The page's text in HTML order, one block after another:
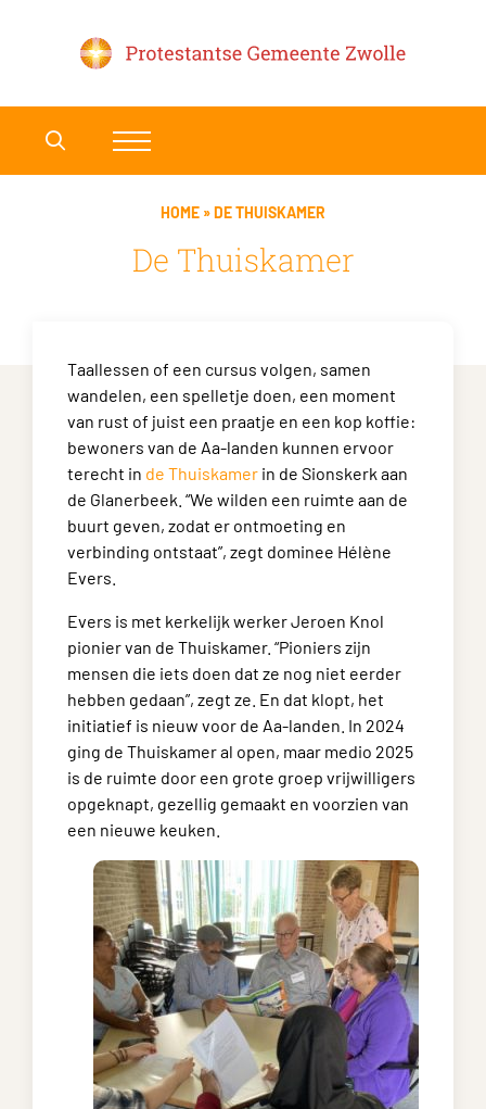
HOME »DE THUISKAMER
De Thuiskamer
Taallessen of een cursus volgen, samen
wandelen, een spelletje doen, een moment
van rust of juist een praatje en een kop koffie:
bewoners van de Aa-landen kunnen ervoor
terecht in de Thuiskamer in de Sionskerk aan
de Glanerbeek. “We wilden een ruimte aan de
buurt geven, zodat er ontmoeting en
verbinding ontstaat”, zegt dominee Hélène
Evers.
Evers is met kerkelijk werker Jeroen Knol
pionier van de Thuiskamer. “Pioniers zijn
mensen die iets doen dat ze nog niet eerder
hebben gedaan”, zegt ze. En dat klopt, het
initiatief is nieuw voor de Aa-landen. In 2024
ging de Thuiskamer al open, maar medio 2025
is de ruimte door een grote groep vrijwilligers
opgeknapt, gezellig gemaakt en voorzien van
een nieuwe keuken.